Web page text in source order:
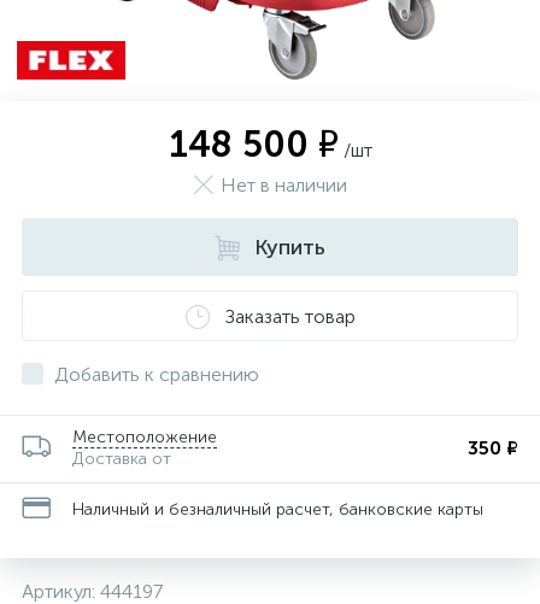
148 500 ₽ /шт
Нет в наличии
Купить
Заказать товар
Добавить к сравнению
Местоположение
Доставка от
350 ₽
Наличный и безналичный расчет, банковские карты
Артикул: 444197